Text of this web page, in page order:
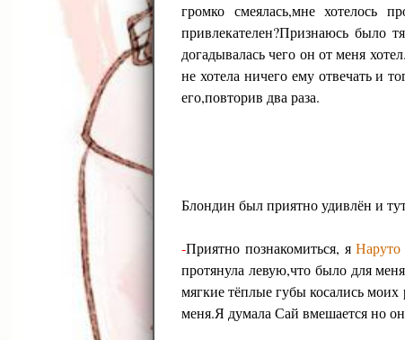
громко смеялась,мне хотелось
привлекателен?Признаюсь было
догадывалась чего он от меня
не хотела ничего ему отвечать и
его,повторив два раза.
Блондин был приятно удивлён и
-Приятно познакомиться, яНаруто
протянула левую,что было для
мягкие тёплые губы косались моих
меня.Я думала Сай вмешается но